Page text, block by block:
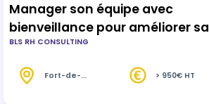
Manager son équipe avec
bienveillance pour améliorer sa
performance
BLS RH CONSULTING
Fort-de-
> 950€ HT